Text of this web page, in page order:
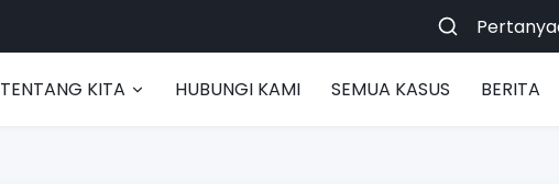
TENTANG KITA HUBUNGI KAMI SEMUA KASUS BERITA